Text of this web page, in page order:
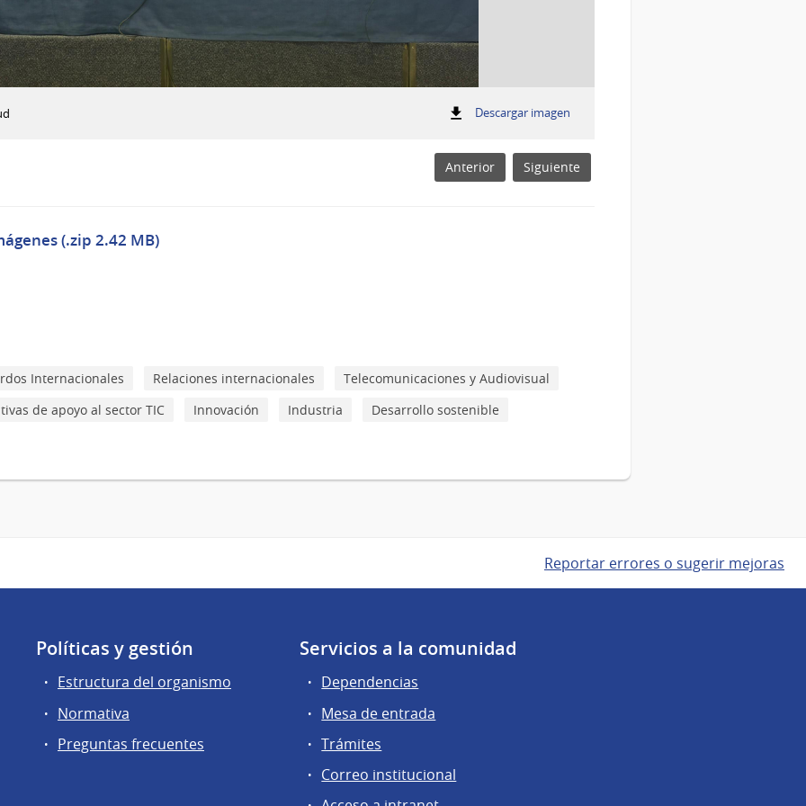
Descargar imagen:
Antel
y
Anterior Siguiente
(.zip 2.42 MB)
Internacionales Relaciones internacionales
Telecomunicaciones y Audiovisual
de apoyo al sector TIC
Innovación Industria Desarrollo sostenible
Reportar errores o sugerir mejoras
Políticas y gestión
Estructura del organismo
Normativa
Preguntas frecuentes
Servicios a la comunidad
Dependencias
Mesa de entrada
Trámites
Correo institucional